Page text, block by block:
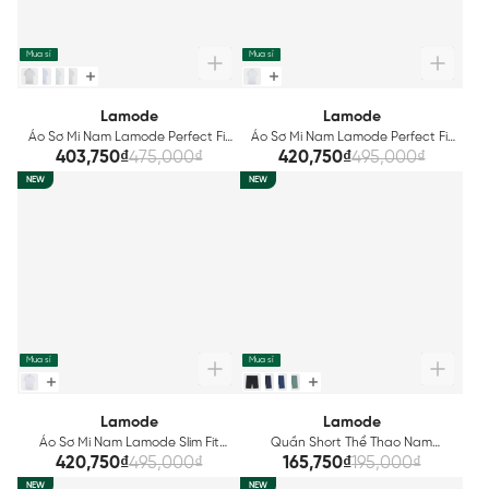
Mua sỉ
Lamode
Áo Sơ Mi Nam Lamode Perfect Fit
LSS003AZ
403,750₫475,000₫
Mua sỉ
Lamode
Áo Sơ Mi Nam Lamode Perfect Fit
LSS002AZ
420,750₫495,000₫
NEW
Mua sỉ
Lamode
Áo Sơ Mi Nam Lamode Slim Fit
LSS001AZ
420,750₫495,000₫
NEW
Mua sỉ
Lamode
Quần Short Thể Thao Nam
Lamode Regular Fit LSO002AZ
165,750₫195,000₫
NEW NEW